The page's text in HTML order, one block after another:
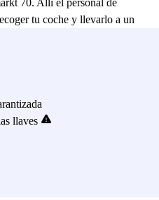
tu coche y llevarlo a un
para visitar? ¡Mucho! Por
También hay dos monumentos
de Ana Frank y el
quieres es aparcar en el centro
que éste! Además, tiene
llaves